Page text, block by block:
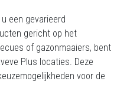
een gevarieerd
gericht op het
of gazonmaaiers, bent
Plus locaties. Deze
voor de